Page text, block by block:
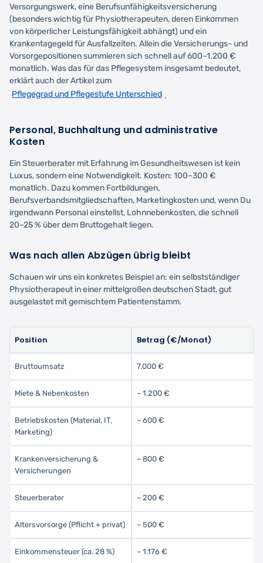
Versorgungswerk, eine Berufsunfähigkeitsversicherung
(besonders wichtig für Physiotherapeuten, deren Einkommen
von körperlicher Leistungsfähigkeit abhängt) und ein
Krankentagegeld für Ausfallzeiten. Allein die Versicherungs- und
Vorsorgepositionen summieren sich schnell auf 600–1.200 €
monatlich. Was das für das Pflegesystem insgesamt bedeutet,
erklärt auch der Artikel zum
Pflegegrad und Pflegestufe Unterschied .
Personal, Buchhaltung und administrative
Kosten
Ein Steuerberater mit Erfahrung im Gesundheitswesen ist kein
Luxus, sondern eine Notwendigkeit. Kosten: 100–300 €
monatlich. Dazu kommen Fortbildungen,
Berufsverbandsmitgliedschaften, Marketingkosten und, wenn Du
irgendwann Personal einstellst, Lohnnebenkosten, die schnell
20–25 % über dem Bruttogehalt liegen.
Was nach allen Abzügen übrig bleibt
Schauen wir uns ein konkretes Beispiel an: ein selbstständiger
Physiotherapeut in einer mittelgroßen deutschen Stadt, gut
ausgelastet mit gemischtem Patientenstamm.
Position Betrag (€/Monat)
Bruttoumsatz 7.000 €
Miete & Nebenkosten – 1.200 €
Betriebskosten (Material, IT,
Marketing)
– 600 €
Krankenversicherung &
Versicherungen
– 800 €
Steuerberater – 200 €
Altersvorsorge (Pflicht + privat) – 500 €
Einkommensteuer (ca. 28 %) – 1.176 €